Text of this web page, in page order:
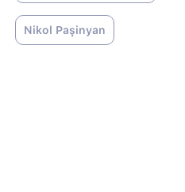
Nikol Paşinyan